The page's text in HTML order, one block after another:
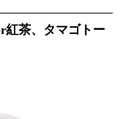
紅茶、タマゴトー